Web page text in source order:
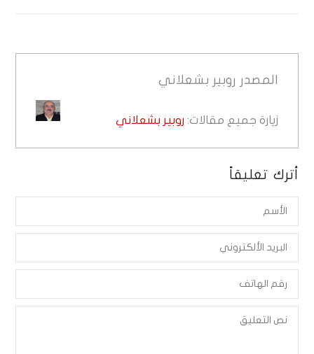
المصدر روبير بشعلاني
زيارة جميع مقالات: روبير بشعلاني
أترك تعليقاً